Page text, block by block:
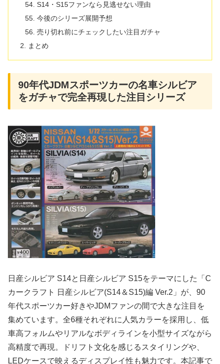
S14・S15ファンなら見逃せない理由
今後のシリーズ展開予想
売り切れ前にチェックしたい注目ガチャ
まとめ
90年代JDMスポーツカーの名車シルビア
をガチャで完全再現した注目シリーズ
日産シルビア S14と 日産シルビア S15をテーマにした「C
カークラフト 日産シルビア(S14＆S15)編 Ver.2」が、90
年代スポーツカー好きやJDMファンの間で大きな注目を
集めています。全6種それぞれに人気カラーを採用し、低
車高フォルムやリアルなボディラインを小型サイズながら
高精度で再現。ドリフト文化を感じるスタイリングや、
LEDケースで映えるディスプレイ性も魅力です。本記事で